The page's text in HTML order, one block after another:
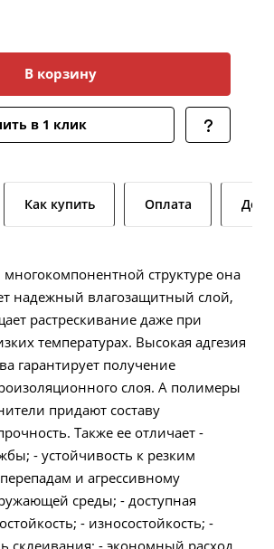
В корзину
в 1 клик
Как купить Оплата
многокомпонентной структуре она
надежный влагозащитный слой,
растрескивание даже при
температурах. Высокая адгезия
гарантирует получение
слоя. А полимеры
придают составу
Также ее отличает -
- устойчивость к резким
и агрессивному
среды; - доступная
- износостойкость; -
склеивания; - экономный расход